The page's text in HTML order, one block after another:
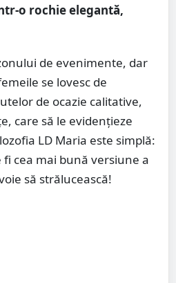
o rochie elegantă,
de evenimente, dar
se lovesc de
de ocazie calitative,
care să le evidențieze
LD Maria este simplă:
cea mai bună versiune a
să strălucească!